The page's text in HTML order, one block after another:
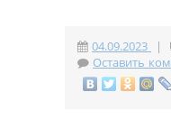
04.09.2023 |
Оставить